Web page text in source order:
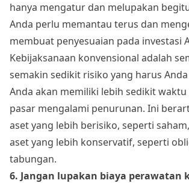
hanya mengatur dan melupakan
Anda perlu memantau terus dan
membuat penyesuaian pada investasi
Kebijaksanaan konvensional adalah
semakin sedikit risiko yang harus
Anda akan memiliki lebih sedikit
pasar mengalami penurunan. Ini
aset yang lebih berisiko, seperti
aset yang lebih konservatif, seperti
tabungan.
6. Jangan lupakan biaya perawatan